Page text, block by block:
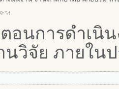
อนการดำเนิ
วิจัย ภายในป